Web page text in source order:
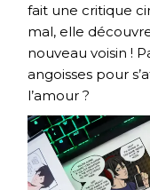
fait une critique
mal, elle
nouveau voisin !
angoisses pour
l’amour ?